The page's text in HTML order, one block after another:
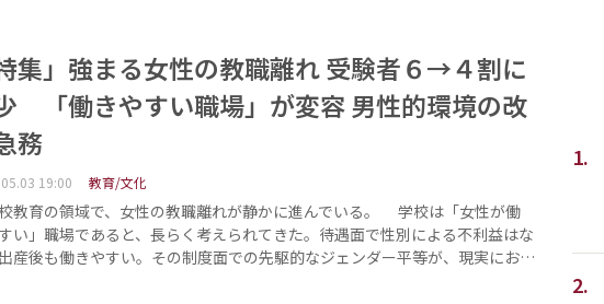
特集」強まる女性の教職離れ 受験者６→４割に
「働きやすい職場」が変容 男性的環境の改
務
19:00 教育/文化
教育の領域で、女性の教職離れが静かに進んでいる。 学校は「女性が働
い」職場であると、長らく考えられてきた。待遇面で性別による不利益はな
産後も働きやすい。その制度面での先駆的なジェンダー平等が、現実にお…
1.
2.